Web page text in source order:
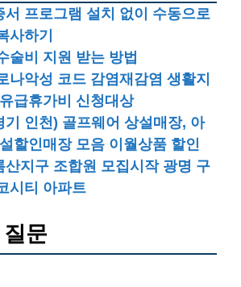
서 프로그램 설치 없이 수동으로
사하기
술비 지원 받는 방법
나악성 코드 감염재감염 생활지
급휴가비 신청대상
기 인천) 골프웨어 상설매장, 아
할인매장 모음 이월상품 할인
산지구 조합원 모집시작 광명 구
시티 아파트
문